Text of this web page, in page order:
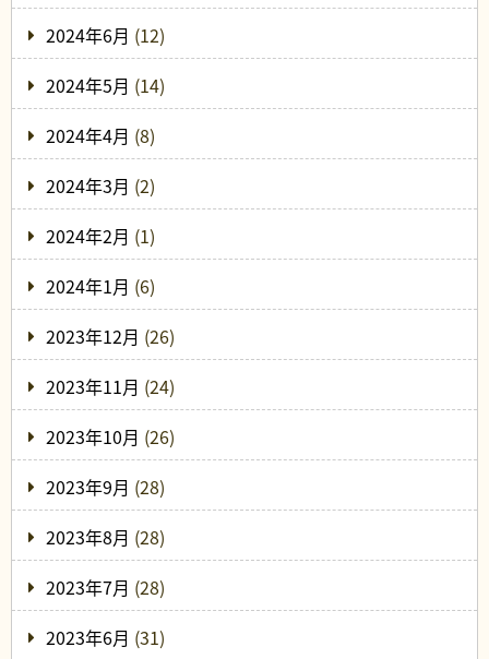
2024年6月 (12)
2024年5月 (14)
2024年4月 (8)
2024年3月 (2)
2024年2月 (1)
2024年1月 (6)
2023年12月 (26)
2023年11月 (24)
2023年10月 (26)
2023年9月 (28)
2023年8月 (28)
2023年7月 (28)
2023年6月 (31)